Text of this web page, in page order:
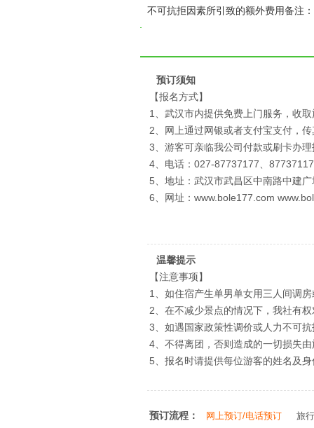
不可抗拒因素所引致的额外费用备注
预订须知
【报名方式】
1、武汉市内提供免费上门服务，收
2、网上通过网银或者支付宝支付，
3、游客可亲临我公司付款或刷卡办
4、电话：027-87737177、
5、地址：武汉市武昌区中南路中建
6、网址：www.bole177.com
温馨提示
【注意事项】
1、如住宿产生单男单女用三人间调
2、在不减少景点的情况下，我社有
3、如遇国家政策性调价或人力不可
4、不得离团，否则造成的一切损失
5、报名时请提供每位游客的姓名及
预订流程： 网上预订/电话预订 旅